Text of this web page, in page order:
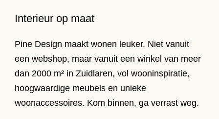
Interieur op maat
Pine Design maakt wonen leuker. Niet vanuit
een webshop, maar vanuit een winkel van meer
dan 2000 m² in Zuidlaren, vol wooninspiratie,
hoogwaardige meubels en unieke
woonaccessoires. Kom binnen, ga verrast weg.